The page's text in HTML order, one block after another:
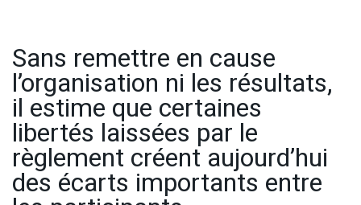
Sans remettre en cause
l’organisation ni les résultats,
il estime que certaines
libertés laissées par le
règlement créent aujourd’hui
des écarts importants entre